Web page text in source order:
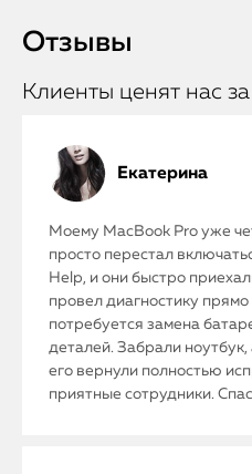
Отзывы
Клиенты ценят нас
Екатерина
Моему MacBook Pro уже
просто перестал
Help, и они быстро
провел диагностику
потребуется замена
деталей. Забрали
его вернули полностью
приятные сотрудники.